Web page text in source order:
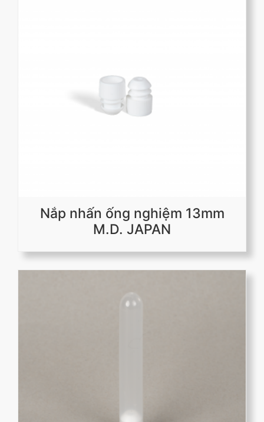
Nắp nhấn ống nghiệm 13mm
M.D. JAPAN